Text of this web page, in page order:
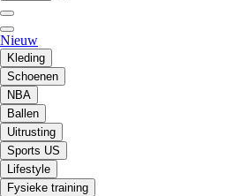
Nieuw
Kleding
Schoenen
NBA
Ballen
Uitrusting
Sports US
Lifestyle
Fysieke training